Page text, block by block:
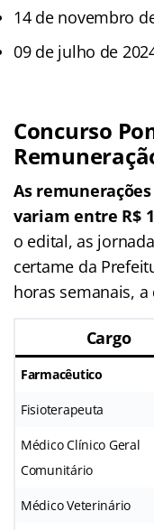
14 de novembro
09 de julho de
Concurso
As
variam entre R$
o edital, as
certame da
horas semanais,
Cargo
Farmacêutico
Fisioterapeuta
Médico Clínico Geral
Comunitário
Médico Veterinário